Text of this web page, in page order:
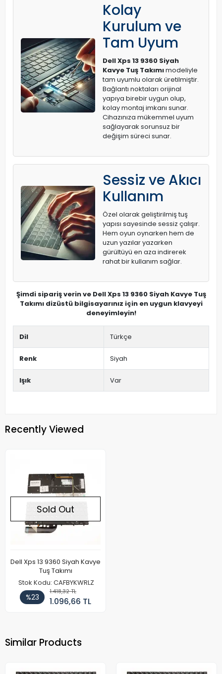
Kolay
Kurulum ve
Tam Uyum
Dell Xps 13 9360 Siyah
Kavye Tuş Takımımodeliyle
tam uyumlu olarak üretilmiştir.
Bağlantı noktaları orijinal
yapıya birebir uygun olup,
kolay montaj imkanı sunar.
Cihazınıza mükemmel uyum
sağlayarak sorunsuz bir
değişim süreci sunar.
Sessiz ve Akıcı
Kullanım
Özel olarak geliştirilmiş tuş
yapısı sayesinde sessiz çalışır.
Hem oyun oynarken hem de
uzun yazılar yazarken
gürültüyü en aza indirerek
rahat bir kullanım sağlar.
Şimdi sipariş verin ve Dell Xps 13 9360 Siyah Kavye Tuş
Takımı dizüstü bilgisayarınız için en uygun klavyeyi
deneyimleyin!
Dil Türkçe
Renk Siyah
Işık Var
Recently Viewed
Sold Out
Dell Xps 13 9360 Siyah Kavye
Tuş Takımı
Stok Kodu: CAFBYKWRLZ
%23
1.418,32 TL
1.096,66 TL
Similar Products